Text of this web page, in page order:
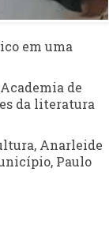
em uma
de
da literatura
Anarleide
Paulo